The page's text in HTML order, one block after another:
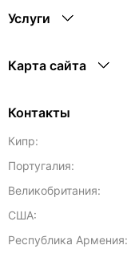
Услуги
Карта сайта
Контакты
Кипр:
Португалия:
Великобритания:
США:
Республика Армения: